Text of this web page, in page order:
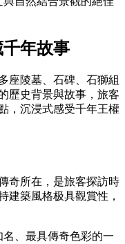
年故事
座陵墓、石碑、石獅組
歷史背景與故事，旅客
，沉浸式感受千年王權
奇所在，是旅客探訪時
建築風格极具觀賞性，
、最具傳奇色彩的一